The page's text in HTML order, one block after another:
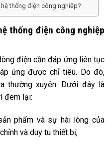
thống điện công nghiệp?
thống điện công nghiệp
điện cần đáp ứng liên tục
ứng được chỉ tiêu. Do đó,
thường xuyên. Dưới đây là
đem lại:
phẩm và sự hài lòng của
và duy tu thiết bị;